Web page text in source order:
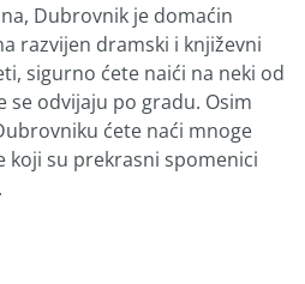
Dubrovnik je domaćin
razvijen dramski i književni
sigurno ćete naići na neki od
se odvijaju po gradu. Osim
ćete naći mnoge
koji su prekrasni spomenici